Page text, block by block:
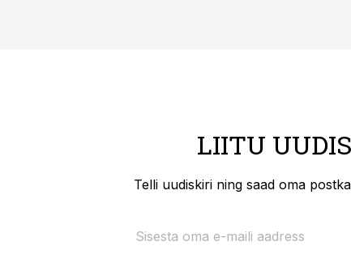
LIITU
Telli uudiskiri ning saad oma